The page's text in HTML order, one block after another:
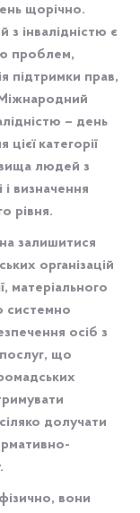
щорічно.
інвалідністю є
проблем,
підтримки прав,
– день
категорії
людей з
визначення
рівня.
залишитися
організацій
матеріального
системно
осіб з
послуг, що
долучати
вони